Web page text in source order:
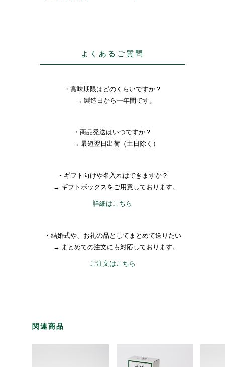
よくあるご質問
・賞味期限はどのくらいですか？
→ 製造日から一年間です。
・商品発送はいつですか？
→ 最短翌日出荷（土日除く）
・ギフト向けや名入れはできますか？
→ ギフトボックスをご用意しております。
詳細はこちら
・結婚式や、お礼の品としてまとめて送りたい
→ まとめての注文にも対応しております。
ご注文はこちら
関連商品